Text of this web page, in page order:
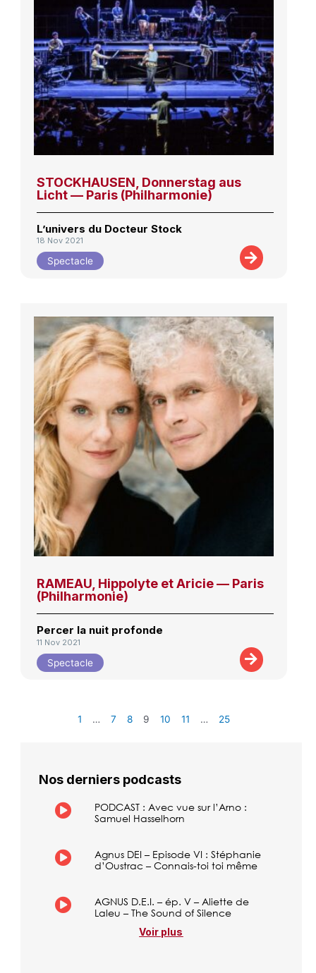
STOCKHAUSEN, Donnerstag aus
Licht — Paris (Philharmonie)
L’univers du Docteur Stock
18 Nov 2021
Spectacle
RAMEAU, Hippolyte et Aricie — Paris
(Philharmonie)
Percer la nuit profonde
11 Nov 2021
Spectacle
1 … 7 8 9 10 11 … 25
Nos derniers podcasts
PODCAST : Avec vue sur l’Arno :
Samuel Hasselhorn
Agnus DEI – Episode VI : Stéphanie
d’Oustrac – Connais-toi toi même
AGNUS D.E.I. – ép. V – Aliette de
Laleu – The Sound of Silence
Voir plus